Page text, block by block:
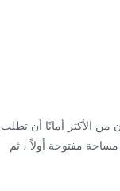
من الأكثر أمانًا أن تطلب
مفتوحة أولاً ، ثم